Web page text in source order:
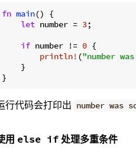
fn main() {
let number = 3;
if number != 0 {
println! ("number
    }
}
行代码会打印出 number was
用 else if 处理多重条件